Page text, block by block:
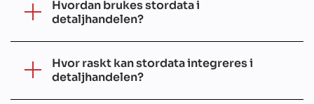
Hvordan brukes stordata i
detaljhandelen?
Hvor raskt kan stordata integreres i
detaljhandelen?